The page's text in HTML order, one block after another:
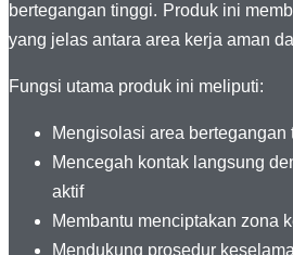
bertegangan tinggi. Produk ini
yang jelas antara area kerja aman
Fungsi utama produk ini meliputi:
Mengisolasi area
Mencegah kontak langsung
aktif
Membantu menciptakan zona
Mendukung prosedur